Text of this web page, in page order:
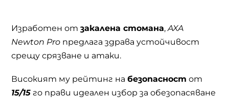
Изработен отзакалена стомана,AXA
Newton Pro предлага здрава устойчивост
срещу срязване и атаки.
Високият му рейтинг набезопасност от
15/15 го прави идеален избор за обезопасяване